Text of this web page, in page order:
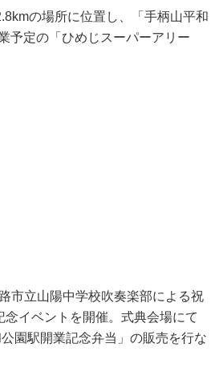
の場所に位置し、「手柄山平和
予定の「ひめじスーパーアリー
市立山陽中学校吹奏楽部による祝
イベントを開催。式典会場にて
園駅開業記念弁当」の販売を行な